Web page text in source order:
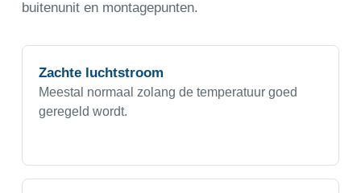
buitenunit en montagepunten.
Zachte luchtstroom
Meestal normaal zolang de temperatuur goed
geregeld wordt.